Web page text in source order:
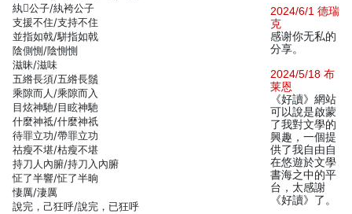
紈公子/紈袴公子
支援不住/支持不住
並指如戟/駢指如戟
陰側惻/陰惻惻
滋昧/滋味
五綹長須/五綹長鬚
乘隙而人/乘隙而入
目炫神馳/目眩神馳
什麼神祗/什麼神祇
待罪立功/帶罪立功
祜瘦不堪/枯瘦不堪
持刀人內腑/持刀入內腑
怔了半響/怔了半晌
悽厲/淒厲
說完，己狂呼/說完，已狂呼
2024/6/1 德瑞
克
感谢你无私的
分享。
2024/5/18 布
莱恩
《好讀》網站
可以說是啟蒙
了我對文學的
興趣，一個提
供了我自由自
在悠遊於文學
書海之中的平
台，太感謝
《好讀》了。